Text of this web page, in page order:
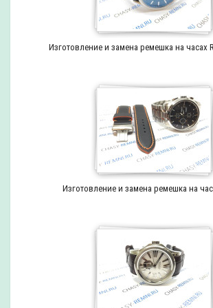
Изготовление и замена ремешка на часах
Изготовление и замена ремешка на